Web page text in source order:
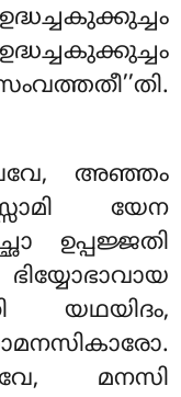
അഞ്ഞം
യേന
ഉപ്പജ്ജതി
യഥയിദം,
മനസി